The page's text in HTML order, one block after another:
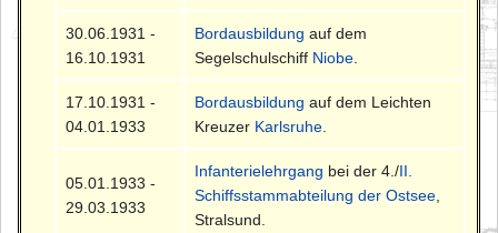
30.06.1931 -
16.10.1931
Bordausbildung auf dem
Segelschulschiff Niobe
17.10.1931 -
04.01.1933
Bordausbildung auf dem Leichten
Kreuzer Karlsruhe
05.01.1933 -
29.03.1933
Infanterielehrgang bei der 4./II.
Schiffsstammabteilung der Ostsee
Stralsund.